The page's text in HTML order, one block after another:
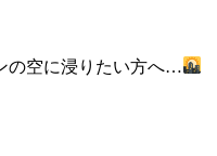
の空に浸りたい方へ…